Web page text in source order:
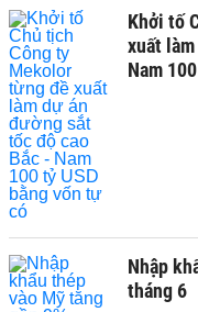
Khởi tố
xuất
Nam
Nhập
tháng 6